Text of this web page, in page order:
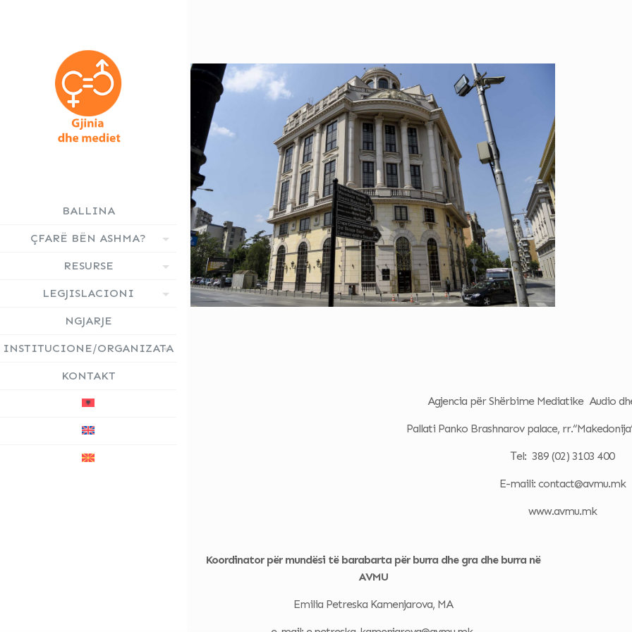
BALLINA
ÇFARË BËN ASHMA?
RESURSE
LEGJISLACIONI
NGJARJE
INSTITUCIONE/ORGANIZATA
KONTAKT
Agjencia për Shërbime Mediatike Audio
Pallati Panko Brashnarov palace,
Тel: 389 (02) 3103 400
E-maili: contact@avmu.mk
www.avmu.mk
Koordinator për mundësi të barabarta për burra dhe gra dhe burra në
AVMU
Emilia Petreska Kamenjarova, MA